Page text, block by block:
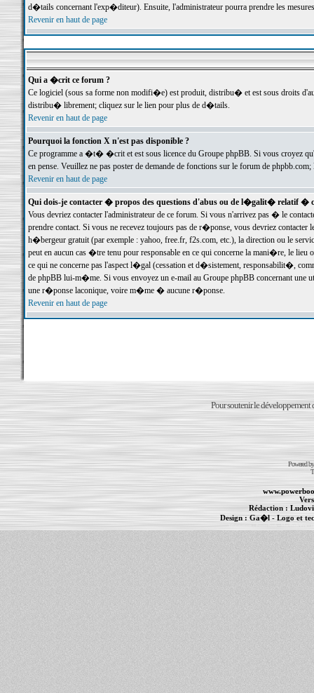
d�tails concernant l'exp�diteur). Ensuite, l'administrateur pourra prendre les
Revenir en haut de page
Qui a �crit ce forum ?
Ce logiciel (sous sa forme non modifi�e) est produit, distribu� et est sous droits
distribu� librement; cliquez sur le lien pour plus de d�tails.
Revenir en haut de page
Pourquoi la fonction X n'est pas disponible ?
Ce programme a �t� �crit et est sous licence du Groupe phpBB. Si vous croyez
en pense. Veuillez ne pas poster de demande de fonctions sur le forum de
Revenir en haut de page
Qui dois-je contacter � propos des questions d'abus ou de l�galit� relatif �
Vous devriez contacter l'administrateur de ce forum. Si vous n'arrivez pas � le
prendre contact. Si vous ne recevez toujours pas de r�ponse, vous devriez
h�bergeur gratuit (par exemple : yahoo, free.fr, f2s.com, etc.), la direction ou le
peut en aucun cas �tre tenu pour responsable en ce qui concerne la mani�re, le
ce qui ne concerne pas l'aspect l�gal (cessation et d�sistement, responsabilit�,
de phpBB lui-m�me. Si vous envoyez un e-mail au Groupe phpBB concernant une
une r�ponse laconique, voire m�me � aucune r�ponse.
Revenir en haut de page
Pour soutenir le développement
Powered
Rédaction :
Design :Ga�l- Logo et
Informations :